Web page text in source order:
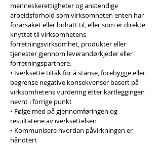
menneskerettigheter og anstendige
arbeidsforhold som virksomheten enten har
forårsaket eller bidratt til, eller som er direkte
knyttet til virksomhetens
forretningsvirksomhet, produkter eller
tjenester gjennom leverandørkjeder eller
forretningspartnere.
• Iverksette tiltak for å stanse, forebygge eller
begrense negative konsekvenser basert på
virksomhetens vurdering etter kartleggingen
nevnt i forrige punkt
• Følge med på gjennomføringen og
resultatene av iverksettelsen
• Kommunisere hvordan påvirkningen er
håndtert